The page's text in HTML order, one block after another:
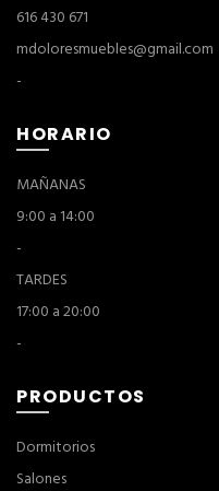
616 430 671
mdoloresmuebles@gmail.com
-
HORARIO
MAÑANAS
9:00 a 14:00
-
TARDES
17:00 a 20:00
-
PRODUCTOS
Dormitorios
Salones